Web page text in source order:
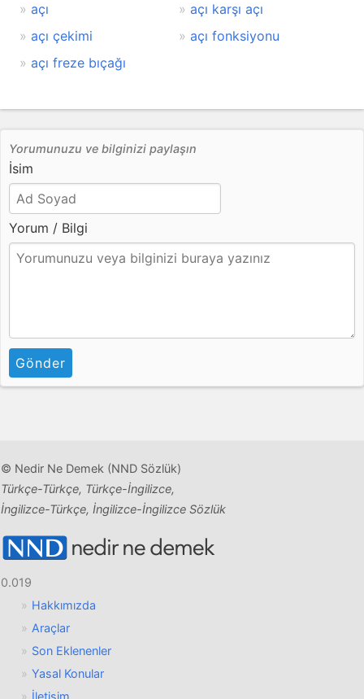
açı
açı karşı açı
açı çekimi
açı fonksiyonu
açı freze bıçağı
Yorumunuzu ve bilginizi paylaşın
İsim
Yorum / Bilgi
Gönder
© Nedir Ne Demek (NND Sözlük)
Türkçe-Türkçe, Türkçe-İngilizce,
İngilizce-Türkçe, İngilizce-İngilizce Sözlük
0.019
Hakkımızda
Araçlar
Son Eklenenler
Yasal Konular
İletişim